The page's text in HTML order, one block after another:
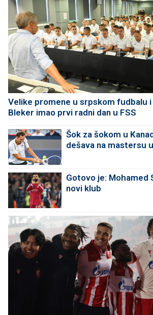
Velike promene u srpskom fudbalu i
Bleker imao prvi radni dan u FSS
Šok za šokom u
dešava na mastersu
Gotovo je: Mohamed
novi klub